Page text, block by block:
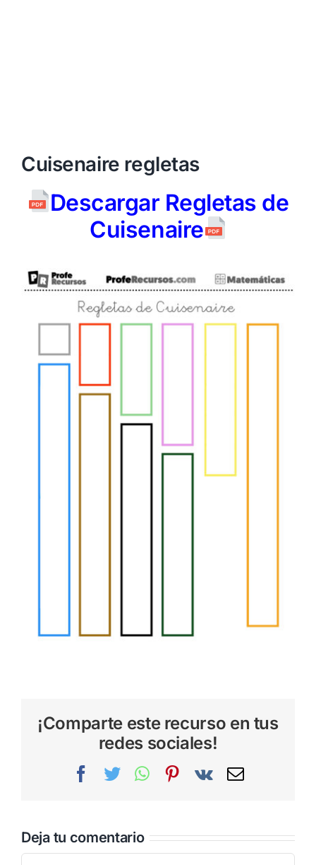
Cuisenaire regletas
Descargar Regletas de
Cuisenaire
¡Comparte este recurso en tus
redes sociales!
Facebook
TwitterWhatsAppPinterest
Vk
Correo
Deja tu comentario